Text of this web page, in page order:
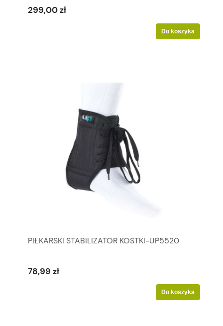
299,00 zł
Do koszyka
PIŁKARSKI STABILIZATOR KOSTKI-UP5520
78,99 zł
Do koszyka